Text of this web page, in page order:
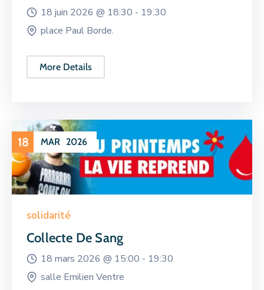
18 juin 2026 @ 18:30 - 19:30
place Paul Borde.
More Details
18 MAR 2026
solidarité
Collecte De Sang
18 mars 2026 @ 15:00 - 19:30
salle Emilien Ventre